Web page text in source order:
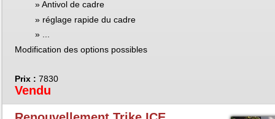
Antivol de cadre
réglage rapide du cadre
Modification des options possibles
Prix : 7830
Vendu